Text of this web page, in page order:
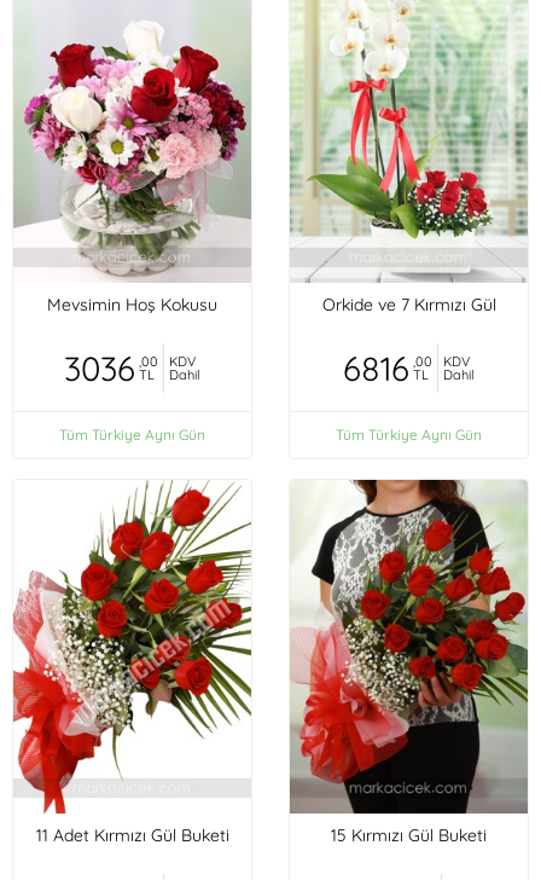
Mevsimin Hoş Kokusu
3036 ,00
TL
KDV
Dahil
Tüm Türkiye Aynı Gün
Orkide ve 7 Kırmızı Gül
6816 ,00
TL
KDV
Dahil
Tüm Türkiye Aynı Gün
11 Adet Kırmızı Gül Buketi 15 Kırmızı Gül Buketi